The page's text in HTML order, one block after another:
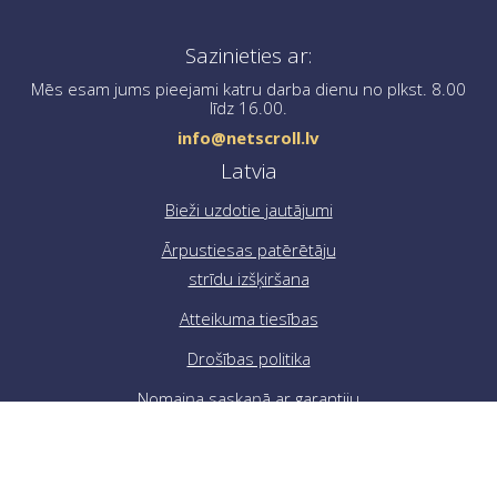
noformēšanā, lūdzu, sazinieties ar mums, rakstot uz
info@netscroll.lv.
Sazinieties ar:
Mēs esam jums pieejami katru darba dienu no plkst. 8.00
līdz 16.00.
info@netscroll.lv
Latvia
Bieži uzdotie jautājumi
Ārpustiesas patērētāju
strīdu izšķiršana
Atteikuma tiesības
Drošības politika
Nomaiņa saskaņā ar garantiju